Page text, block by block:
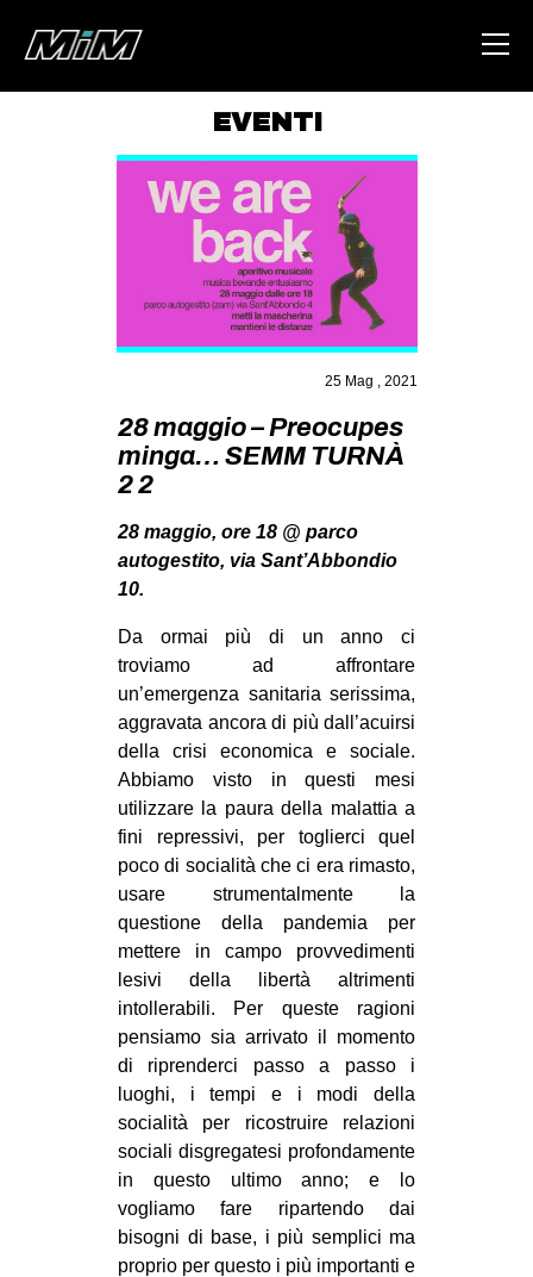
ABOUT
AREA
DEGENERAZIONE
GAZA FREESTYLE
CSOA LAMBRETTA
MSM
STUDENTI TSUNAMI
MILANO
SPAZI
SPORT POPOLARE
MOVIMENTI
AMBIENTE
ANTIFASCISMO
DIRITTO ALL’ABITARE
MIGRAZIONI
PRECARIATO
REPRESSIONE
STUDENTI
CULTURE
ARTE
CINEMA
MANIFESTI
MUSICA
EVENTI
25 Mag , 2021
28 maggio – Preocupes
minga… SEMM TURNÀ
2 2
28 maggio, ore 18 @ parco
autogestito, via Sant’Abbondio
10.
Da ormai più di un anno ci
troviamo ad affrontare
un’emergenza sanitaria serissima,
aggravata ancora di più dall’acuirsi
della crisi economica e sociale.
Abbiamo visto in questi mesi
utilizzare la paura della malattia a
fini repressivi, per toglierci quel
poco di socialità che ci era rimasto,
usare strumentalmente la
questione della pandemia per
mettere in campo provvedimenti
lesivi della libertà altrimenti
intollerabili. Per queste ragioni
pensiamo sia arrivato il momento
di riprenderci passo a passo i
luoghi, i tempi e i modi della
socialità per ricostruire relazioni
sociali disgregatesi profondamente
in questo ultimo anno; e lo
vogliamo fare ripartendo dai
bisogni di base, i più semplici ma
proprio per questo i più importanti e